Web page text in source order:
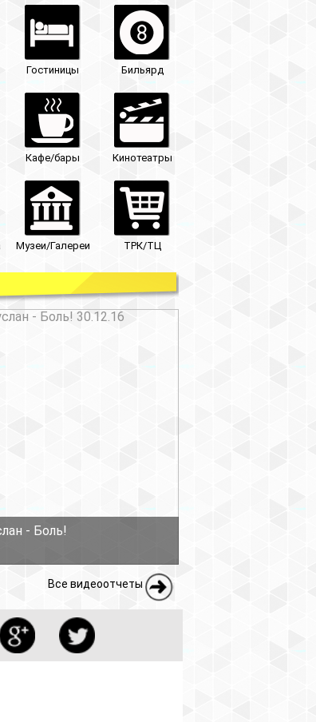
Гостиницы Бильярд
Кафе/бары Кинотеатры
Музеи/Галереи ТРК/ТЦ
- Боль!
Все видеоотчеты